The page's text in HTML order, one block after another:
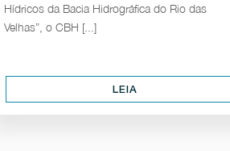
Hídricos da Bacia Hidrográfica do Rio das
Velhas”, o CBH [...]
LEIA